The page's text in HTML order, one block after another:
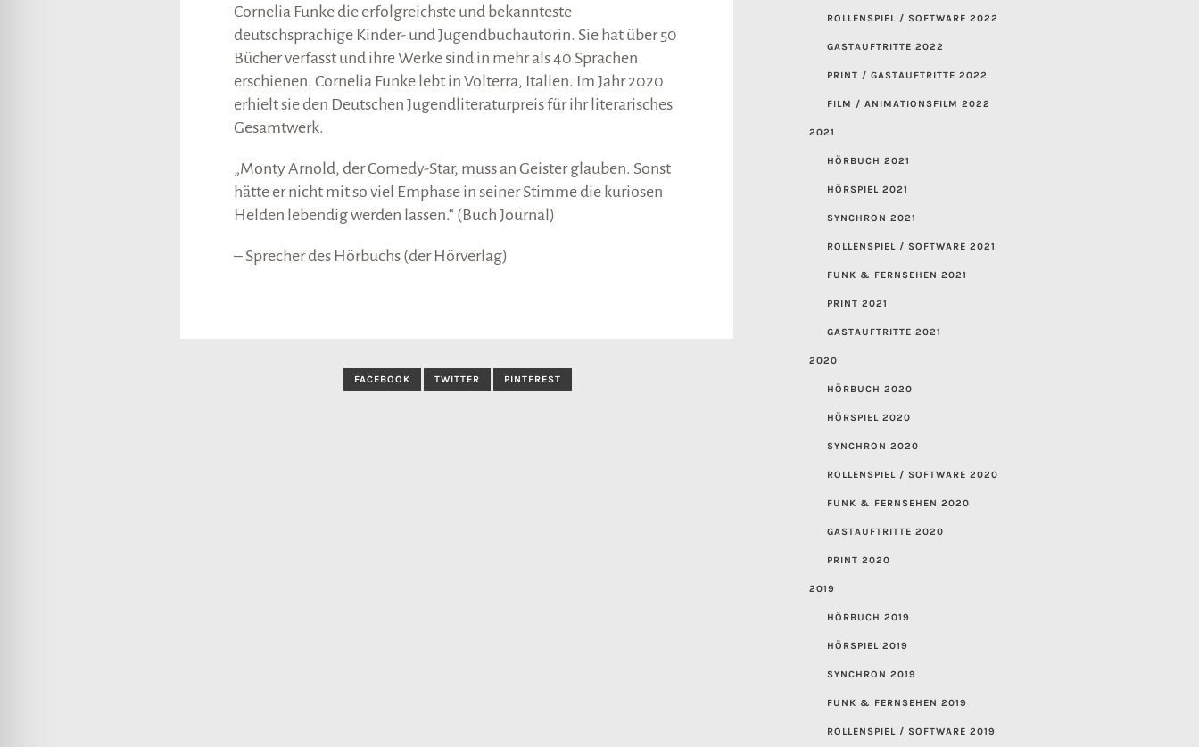
Cornelia Funke die erfolgreichste und bekannteste
deutschsprachige Kinder- und Jugendbuchautorin. Sie hat über 50
Bücher verfasst und ihre Werke sind in mehr als 40 Sprachen
erschienen. Cornelia Funke lebt in Volterra, Italien. Im Jahr 2020
erhielt sie den Deutschen Jugendliteraturpreis für ihr literarisches
Gesamtwerk.
„Monty Arnold, der Comedy-Star, muss an Geister glauben. Sonst
hätte er nicht mit so viel Emphase in seiner Stimme die kuriosen
Helden lebendig werden lassen.“ (Buch Journal)
– Sprecher des Hörbuchs (der Hörverlag)
FACEBOOK TWITTER PINTEREST
ROLLENSPIEL / SOFTWARE 2022
GASTAUFTRITTE 2022
PRINT / GASTAUFTRITTE 2022
FILM / ANIMATIONSFILM 2022
2021
HÖRBUCH 2021
HÖRSPIEL 2021
SYNCHRON 2021
ROLLENSPIEL / SOFTWARE 2021
FUNK & FERNSEHEN 2021
PRINT 2021
GASTAUFTRITTE 2021
2020
HÖRBUCH 2020
HÖRSPIEL 2020
SYNCHRON 2020
ROLLENSPIEL / SOFTWARE 2020
FUNK & FERNSEHEN 2020
GASTAUFTRITTE 2020
PRINT 2020
2019
HÖRBUCH 2019
HÖRSPIEL 2019
SYNCHRON 2019
FUNK & FERNSEHEN 2019
ROLLENSPIEL / SOFTWARE 2019